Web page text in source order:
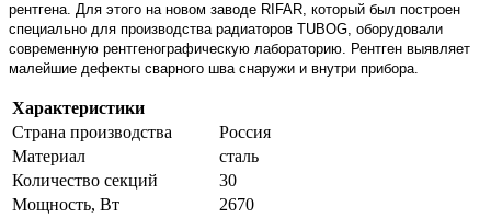
рентгена. Для этого на новом заводе RIFAR, который был построен
специально для производства радиаторов TUBOG, оборудовали
современную рентгенографическую лабораторию. Рентген выявляет
малейшие дефекты сварного шва снаружи и внутри прибора.
Характеристики
Страна производства
Россия
Материал
сталь
Количество секций
30
Мощность, Вт
2670